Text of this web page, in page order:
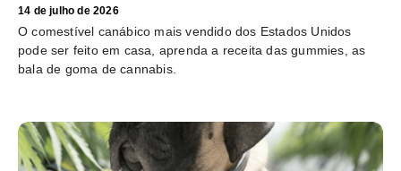
14 de julho de 2026
O comestível canábico mais vendido dos Estados Unidos
pode ser feito em casa, aprenda a receita das gummies, as
bala de goma de cannabis.